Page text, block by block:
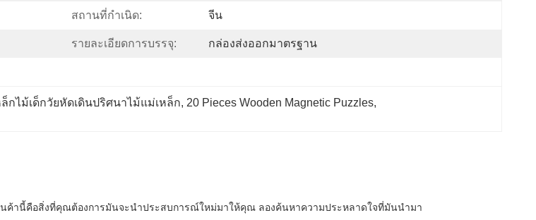
สถานที่กำเนิด: จีน
รายละเอียดการบรรจุ: กล่องส่งออกมาตรฐาน
กไม้เด็กวัยหัดเดินปริศนาไม้แม่เหล็ก, 20 Pieces Wooden Magnetic Puzzles,
นค้านี้คือสิ่งที่คุณต้องการมันจะนําประสบการณ์ใหม่มาให้คุณ ลองค้นหาความประหลาดใจที่มันนํามา